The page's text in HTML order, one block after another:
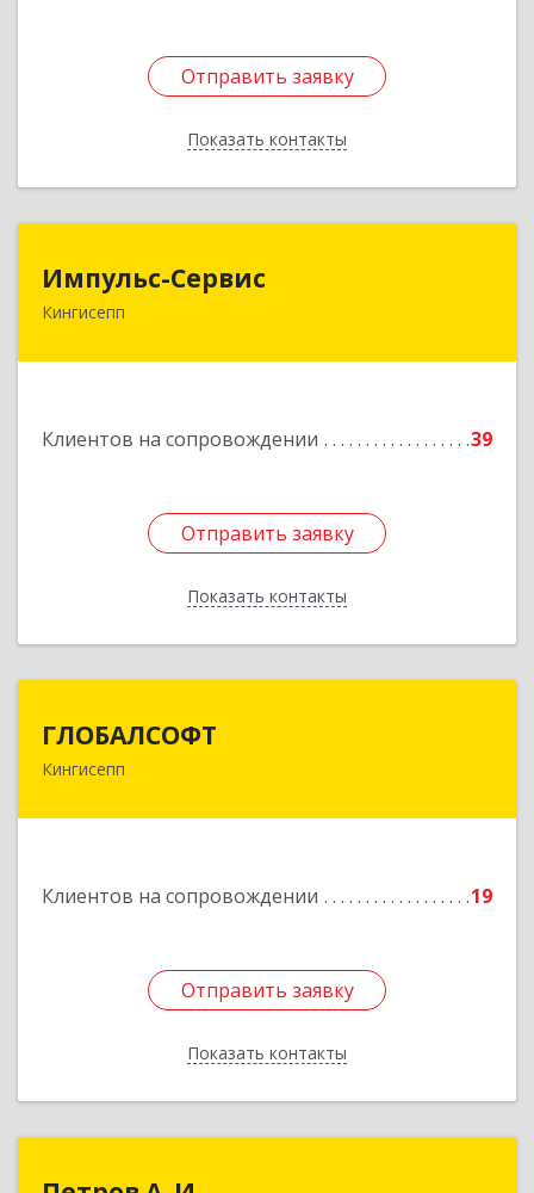
Отправить заявку
Показать контакты
Отправить заявку
Назад
Импульс-Сервис
Кингисепп
Клиентов на сопровождении 39
Отправить заявку
Показать контакты
188480, Ленинградская обл, Кингисеппский р-н,
Отправить заявку
Назад
ГЛОБАЛСОФТ
Кингисепп
Клиентов на сопровождении 19
Отправить заявку
Показать контакты
188485, Ленинградская обл, Кингисеппский р-н,
Отправить заявку
Назад